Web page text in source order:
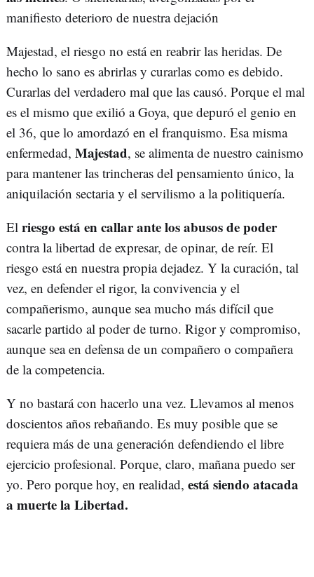
manifiesto deterioro de nuestra dejación
Majestad, el riesgo no está en reabrir las heridas. De
hecho lo sano es abrirlas y curarlas como es debido.
Curarlas del verdadero mal que las causó. Porque el mal
es el mismo que exilió a Goya, que depuró el genio en
el 36, que lo amordazó en el franquismo. Esa misma
enfermedad, Majestad, se alimenta de nuestro cainismo
para mantener las trincheras del pensamiento único, la
aniquilación sectaria y el servilismo a la politiquería.
El riesgo está en callar ante los abusos de poder
contra la libertad de expresar, de opinar, de reír. El
riesgo está en nuestra propia dejadez. Y la curación, tal
vez, en defender el rigor, la convivencia y el
compañerismo, aunque sea mucho más difícil que
sacarle partido al poder de turno. Rigor y compromiso,
aunque sea en defensa de un compañero o compañera
de la competencia.
Y no bastará con hacerlo una vez. Llevamos al menos
doscientos años rebañando. Es muy posible que se
requiera más de una generación defendiendo el libre
ejercicio profesional. Porque, claro, mañana puedo ser
yo. Pero porque hoy, en realidad, está siendo atacada
a muerte la Libertad.